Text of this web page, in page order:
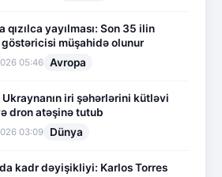
qızılca yayılması: Son 35 ilin
müşahidə olunur
05:46 Avropa
Ukraynanın iri şəhərlərini kütləvi
dron atəşinə tutub
03:09 Dünya
kadr dəyişikliyi: Karlos Torres